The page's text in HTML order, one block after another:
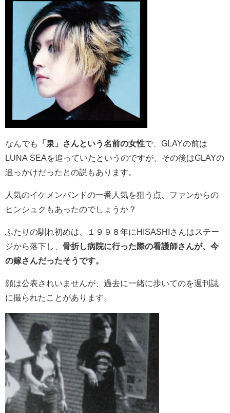
なんでも 「泉」さんという名前の女性で、GLAYの前は
LUNA SEAを追っていたというのですが、その後はGLAYの
追っかけだったとの説もあります。
人気のイケメンバンドの一番人気を狙う点、ファンからの
ヒンシュクもあったのでしょうか？
ふたりの馴れ初めは、１９９８年にHISASHIさんはステー
ジから落下し、 骨折し病院に行った際の看護師さんが、 今
の嫁さんだったそうです。
顔は公表されいませんが、過去に一緒に歩いてのを週刊誌
に撮られたことがあります。